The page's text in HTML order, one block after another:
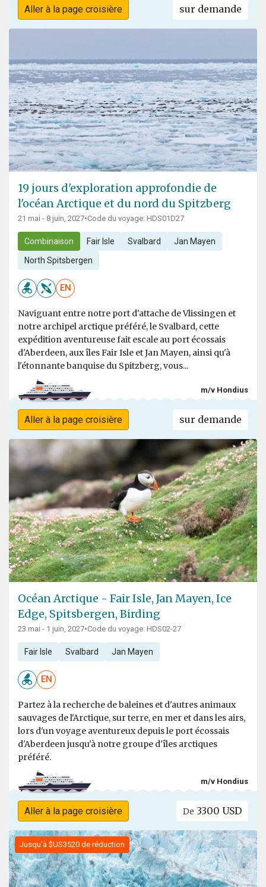
Aller à la page croisière sur demande
19 jours d'exploration approfondie de
l'océan Arctique et du nord du Spitzberg
21 mai - 8 juin, 2027•Code du voyage: HDS01D27
Combinaison Fair Isle Svalbard Jan Mayen
North Spitsbergen
EN
Naviguant entre notre port d'attache de Vlissingen et
notre archipel arctique préféré, le Svalbard, cette
expédition aventureuse fait escale au port écossais
d'Aberdeen, aux îles Fair Isle et Jan Mayen, ainsi qu'à
l'étonnante banquise du Spitzberg, vous...
m/v Hondius
Aller à la page croisière sur demande
Océan Arctique - Fair Isle, Jan Mayen, Ice
Edge, Spitsbergen, Birding
23 mai - 1 juin, 2027•Code du voyage: HDS02-27
Fair Isle Svalbard Jan Mayen
EN
Partez à la recherche de baleines et d'autres animaux
sauvages de l'Arctique, sur terre, en mer et dans les airs,
lors d'un voyage aventureux depuis le port écossais
d'Aberdeen jusqu'à notre groupe d'îles arctiques
préféré.
m/v Hondius
Aller à la page croisière De 3300 USD
Jusqu'à $US3520 de réduction